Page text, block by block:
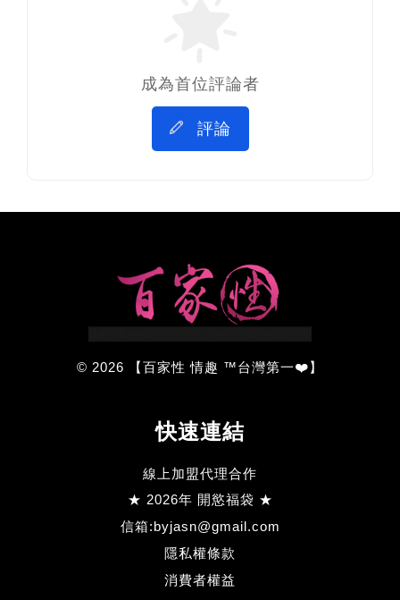
成為首位評論者
評論
© 2026 【百家性 情趣 ™台灣第一❤️】
快速連結
線上加盟代理合作
★ 2026年 開慾福袋 ★
信箱:byjasn@gmail.com
隱私權條款
消費者權益